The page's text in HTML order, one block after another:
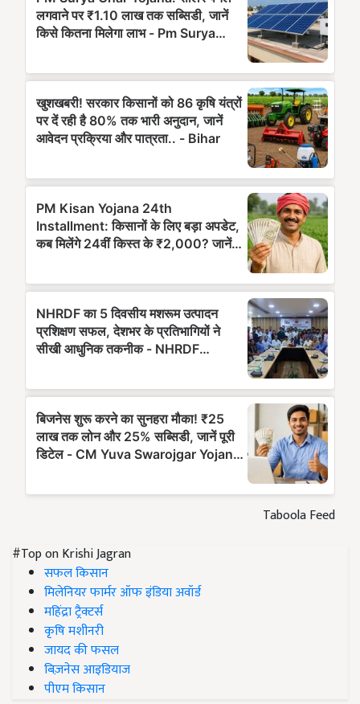
Taboola Feed
#Top on Krishi Jagran
सफल किसान
मिलेनियर फार्मर ऑफ इंडिया अवॉर्ड
महिंद्रा ट्रैक्टर्स
कृषि मशीनरी
जायद की फसल
बिज़नेस आइडियाज
पीएम किसान